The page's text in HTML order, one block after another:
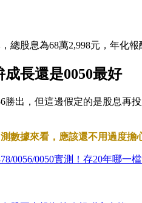
總股息為68萬2,998元，年化報
長還是0050最好
勝出，但這邊假定的是股息再
數據來看，應該還不用過度擔
0056/0050實測！存20年哪一